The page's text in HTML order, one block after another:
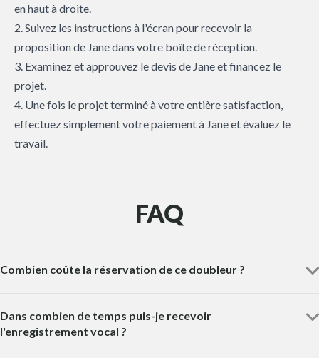
en haut à droite.
2. Suivez les instructions à l'écran pour recevoir la
proposition de Jane dans votre boîte de réception.
3. Examinez et approuvez le devis de Jane et financez le
projet.
4. Une fois le projet terminé à votre entière satisfaction,
effectuez simplement votre paiement à Jane et évaluez le
travail.
FAQ
Combien coûte la réservation de ce doubleur ?
Dans combien de temps puis-je recevoir
l'enregistrement vocal ?